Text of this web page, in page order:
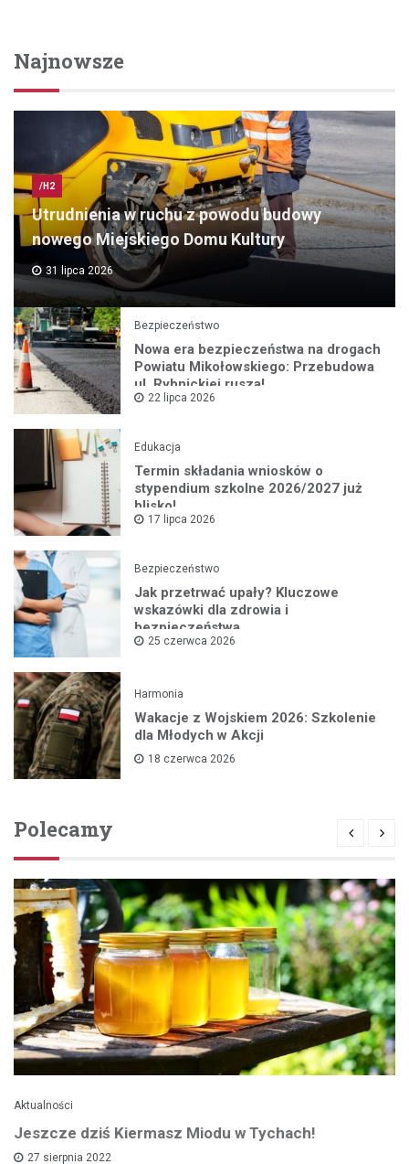
Najnowsze
/H2
Utrudnienia w ruchu z powodu budowy
nowego Miejskiego Domu Kultury
31 lipca 2026
Bezpieczeństwo
Nowa era bezpieczeństwa na drogach
Powiatu Mikołowskiego: Przebudowa
ul. Rybnickiej rusza!
22 lipca 2026
Edukacja
Termin składania wniosków o
stypendium szkolne 2026/2027 już
blisko!
17 lipca 2026
Bezpieczeństwo
Jak przetrwać upały? Kluczowe
wskazówki dla zdrowia i
bezpieczeństwa
25 czerwca 2026
Harmonia
Wakacje z Wojskiem 2026: Szkolenie
dla Młodych w Akcji
18 czerwca 2026
Polecamy
Aktualności
Jeszcze dziś Kiermasz Miodu w Tychach!
27 sierpnia 2022